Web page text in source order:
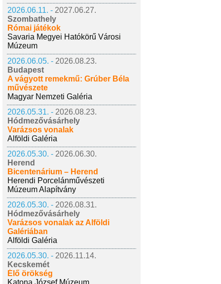
2026.06.11. - 2027.06.27.
Szombathely
Római játékok
Savaria Megyei Hatókörű Városi
Múzeum
2026.06.05. - 2026.08.23.
Budapest
A vágyott remekmű: Grúber Béla
művészete
Magyar Nemzeti Galéria
2026.05.31. - 2026.08.23.
Hódmezővásárhely
Varázsos vonalak
Alföldi Galéria
2026.05.30. - 2026.06.30.
Herend
Bicentenárium – Herend
Herendi Porcelánművészeti
Múzeum Alapítvány
2026.05.30. - 2026.08.31.
Hódmezővásárhely
Varázsos vonalak az Alföldi
Galériában
Alföldi Galéria
2026.05.30. - 2026.11.14.
Kecskemét
Élő örökség
Katona József Múzeum